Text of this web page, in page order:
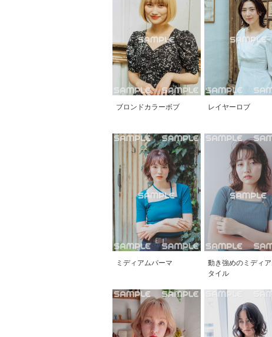
ブロンドカラーボブ レイヤーロブ
ミディアムパーマ
動き強めのミディ
タイル